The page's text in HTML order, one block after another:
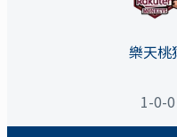
樂天桃
1-0-0